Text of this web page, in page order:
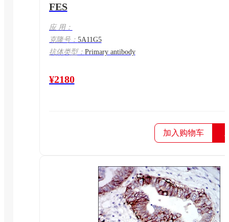
FES
应 用：
克隆号： 5A11G5
抗体类型： Primary antibody
¥2180
加入购物车